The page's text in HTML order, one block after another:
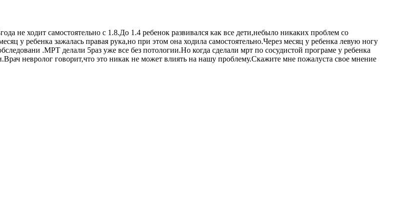
не ходит самостоятельно с 1.8.До 1.4 ребенок развивался как все дети,небыло никаких проблем со
у ребенка зажалась правая рука,но при этом она ходила самостоятельно.Через месяц у ребенка левую ногу
.МРТ делали 5раз уже все без потологии.Но когда сделали мрт по сосудистой програме у ребенка
невролог говорит,что это никак не может влиять на нашу проблему.Скажите мне пожалуста свое мнение